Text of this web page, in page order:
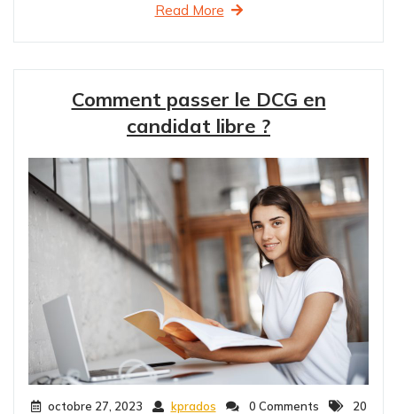
Read More
Comment passer le DCG en
candidat libre ?
octobre 27, 2023 kprados 0 Comments
20